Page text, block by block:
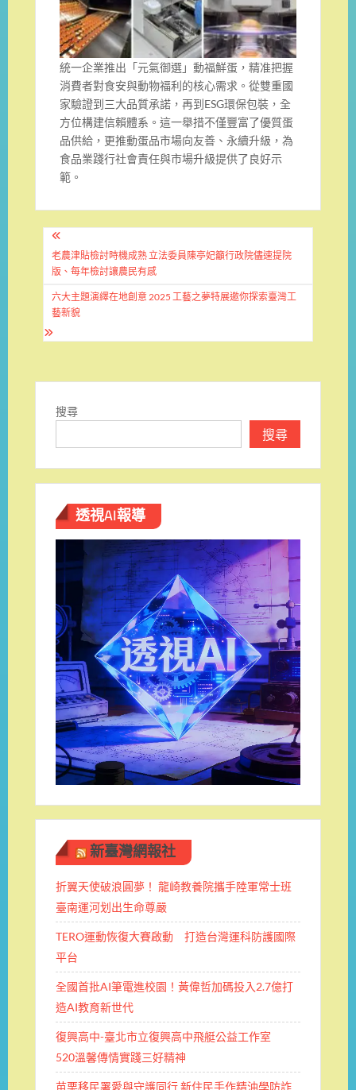
統一企業推出「元氣御選」動福鮮蛋，精准把握
消費者對食安與動物福利的核心需求。從雙重國
家驗證到三大品質承諾，再到ESG環保包裝，全
方位構建信賴體系。這一舉措不僅豐富了優質蛋
品供給，更推動蛋品市場向友善、永續升級，為
食品業踐行社會責任與市場升級提供了良好示
範。
文
章
導
覽
老農津貼檢討時機成熟 立法委員陳亭妃籲行政院儘速提院
版、每年檢討讓農民有感
六大主題演繹在地創意 2025 工藝之夢特展邀你探索臺灣工
藝新貌
搜尋
搜尋
透視AI報導
新臺灣網報社
折翼天使破浪圓夢！ 龍崎教養院攜手陸軍常士班 ​
臺南運河划出生命尊嚴
TERO運動恢復大賽啟動 打造台灣運科防護國際
平台
全國首批AI筆電進校園！黃偉哲加碼投入2.7億打
造AI教育新世代
復興高中-臺北市立復興高中飛艇公益工作室
520溫馨傳情實踐三好精神
苗栗移民署愛與守護同行 新住民手作精油學防詐